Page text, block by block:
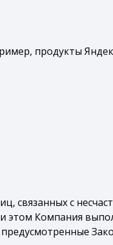
продукты
связанных с
этом Компания